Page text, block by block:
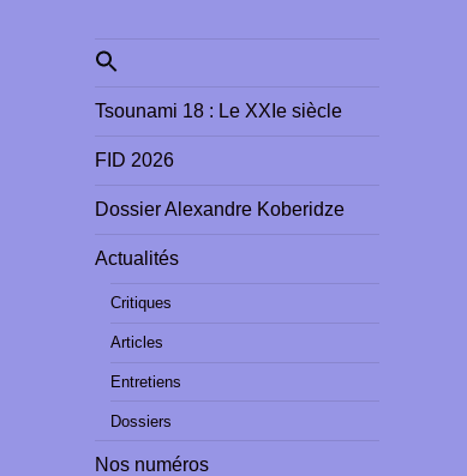
Search
for:
Tsounami 18 : Le XXIe siècle
FID 2026
Dossier Alexandre Koberidze
Actualités
Critiques
Articles
Entretiens
Dossiers
Nos numéros